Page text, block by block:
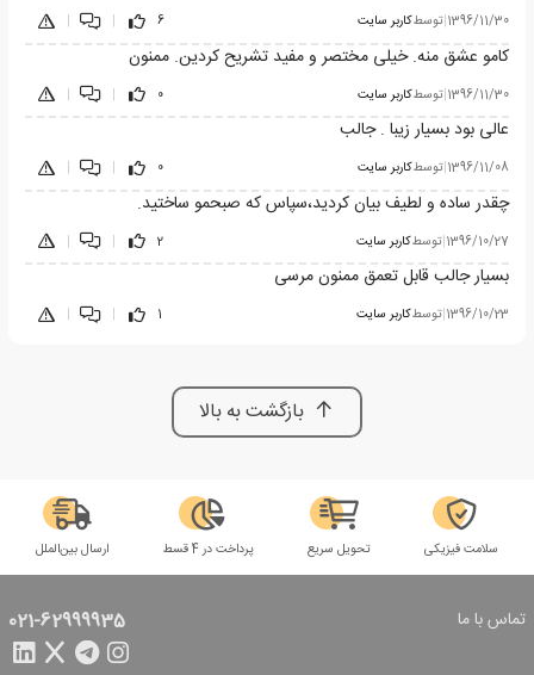
1396/11/30
|توسطکاربر سایت 6
|
|
کامو عشق منه. خیلی مختصر و مفید تشریح کردین. ممنون
1396/11/30
|توسطکاربر سایت 0
|
|
عالی بود بسیار زیبا . جالب
1396/11/08
|توسطکاربر سایت 0
|
|
چقدر ساده و لطیف بیان کردید،سپاس که صبحمو ساختید.
1396/10/27
|توسطکاربر سایت 2
|
|
بسیار جالب قابل تعمق ممنون مرسی
1396/10/23
|توسطکاربر سایت 1
|
|
بازگشت به بالا
سلامت فیزیکی تحویل سریع پرداخت در 4 قسط ارسال بین‌الملل
تماس با ما 021-62999935